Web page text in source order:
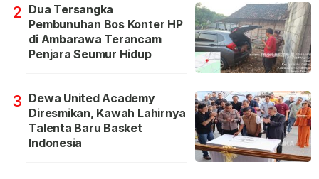
2 Dua Tersangka
Pembunuhan Bos Konter HP
di Ambarawa Terancam
Penjara Seumur Hidup
3 Dewa United Academy
Diresmikan, Kawah Lahirnya
Talenta Baru Basket
Indonesia